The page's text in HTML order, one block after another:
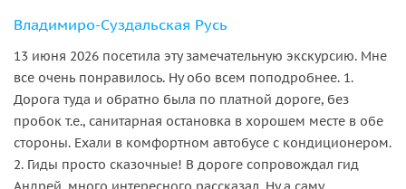
Владимиро-Суздальская Русь
13 июня 2026 посетила эту замечательную экскурсию. Мне
все очень понравилось. Ну обо всем поподробнее. 1.
Дорога туда и обратно была по платной дороге, без
пробок т.е., санитарная остановка в хорошем месте в обе
стороны. Ехали в комфортном автобусе с кондиционером.
2. Гиды просто сказочные! В дороге сопровождал гид